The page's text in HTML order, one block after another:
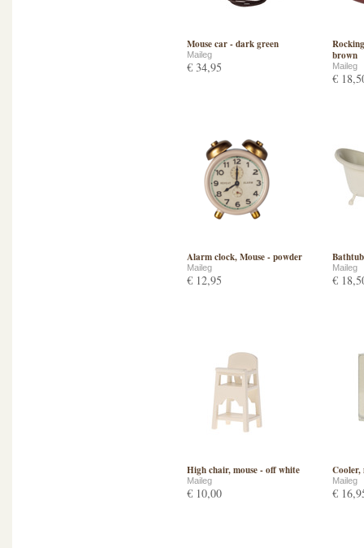
Mouse car - dark green
Maileg
€ 34,95
brown
Maileg
€
Alarm clock, Mouse - powder
Maileg
€ 12,95
Maileg
€
High chair, mouse - off white
Maileg
€ 10,00
Cooler,
Maileg
€